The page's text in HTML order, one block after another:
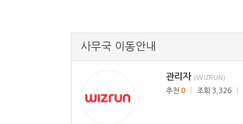
사무국 이동안내
관리자 (WIZRUN)
추천0 조회 3,326